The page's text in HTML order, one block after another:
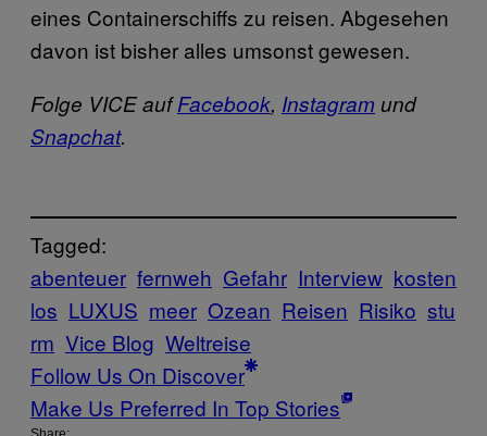
eines Containerschiffs zu reisen. Abgesehen
davon ist bisher alles umsonst gewesen.
Folge VICE aufFacebook, Instagramund
Snapchat.
Tagged:
abenteuer fernweh Gefahr Interview kosten
los LUXUS meer Ozean Reisen Risiko stu
rm Vice Blog Weltreise
Follow Us On Discover
Make Us Preferred In Top Stories